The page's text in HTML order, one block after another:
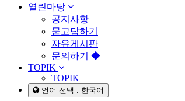
열린마당
공지사항
묻고답하기
자유게시판
문의하기 ◆
TOPIK
TOPIK
언어 선택 : 한국어